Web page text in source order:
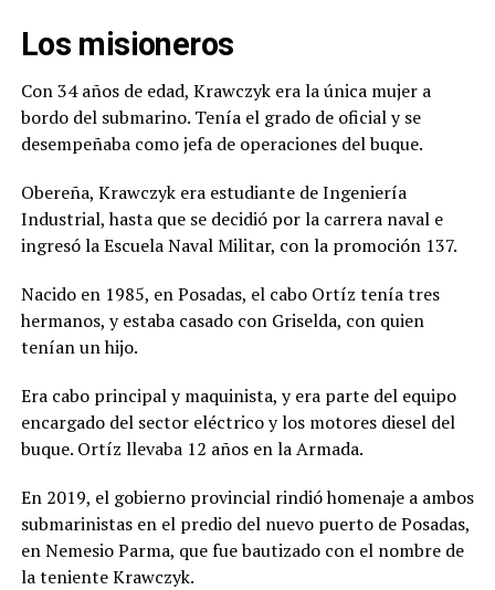
Los misioneros
Con 34 años de edad, Krawczyk era la única mujer a
bordo del submarino. Tenía el grado de oficial y se
desempeñaba como jefa de operaciones del buque.
Obereña, Krawczyk era estudiante de Ingeniería
Industrial, hasta que se decidió por la carrera naval e
ingresó la Escuela Naval Militar, con la promoción 137.
Nacido en 1985, en Posadas, el cabo Ortíz tenía tres
hermanos, y estaba casado con Griselda, con quien
tenían un hijo.
Era cabo principal y maquinista, y era parte del equipo
encargado del sector eléctrico y los motores diesel del
buque. Ortíz llevaba 12 años en la Armada.
En 2019, el gobierno provincial rindió homenaje a ambos
submarinistas en el predio del nuevo puerto de Posadas,
en Nemesio Parma, que fue bautizado con el nombre de
la teniente Krawczyk.